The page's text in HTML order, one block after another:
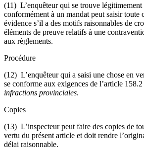
(11) L’enquêteur qui se trouve légitimement
conformément à un mandat peut saisir toute
évidence s’il a des motifs raisonnables de
éléments de preuve relatifs à une
aux règlements.
Procédure
(12) L’enquêteur qui a saisi une chose en
se conforme aux exigences de l’article 158.2
infractions provinciales.
Copies
(13) L’inspecteur peut faire des copies de
vertu du présent article et doit rendre
délai raisonnable.